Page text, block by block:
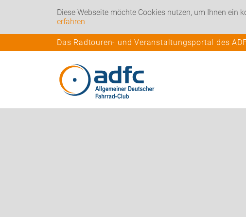
Diese Webseite möchte Cookies nutzen, um Ihnen ein
erfahren
Das Radtouren- und Veranstaltungsportal des